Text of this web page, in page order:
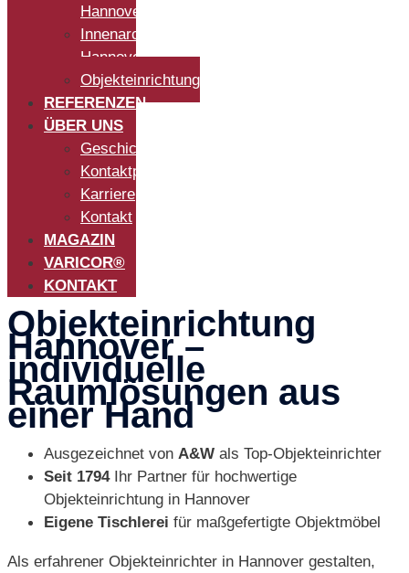
Hannover
Innenarchitekt
Hannover
Objekteinrichtung
REFERENZEN
ÜBER UNS
Geschichte
Kontaktpersonen
Karriere
Kontakt
MAGAZIN
VARICOR®
KONTAKT
Objekteinrichtung
Hannover –
individuelle
Raumlösungen aus
einer Hand
Ausgezeichnet von A&W als Top-Objekteinrichter
Seit 1794Ihr Partner für hochwertige
Objekteinrichtung in Hannover
Eigene Tischlerei für maßgefertigte Objektmöbel
Als erfahrener Objekteinrichter in Hannover gestalten,